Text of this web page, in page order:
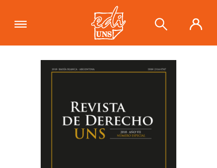
"Revista de Derecho UNS"
añadido a tu carrito.
Ver carrito